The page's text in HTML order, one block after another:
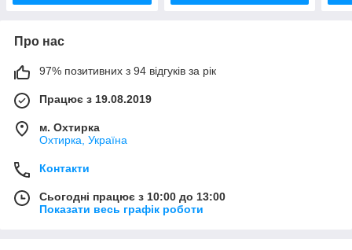
Про нас
97% позитивних з 94 відгуків за рік
Працює з 19.08.2019
м. Охтирка
Охтирка, Україна
Контакти
Сьогодні працює з 10:00 до 13:00
Показати весь графік роботи